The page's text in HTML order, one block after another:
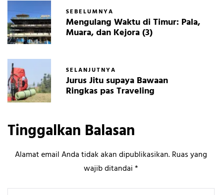
SEBELUMNYA
Mengulang Waktu di Timur: Pala,
Muara, dan Kejora (3)
SELANJUTNYA
Jurus Jitu supaya Bawaan
Ringkas pas Traveling
Tinggalkan Balasan
Alamat email Anda tidak akan dipublikasikan.Ruas yang
wajib ditandai*